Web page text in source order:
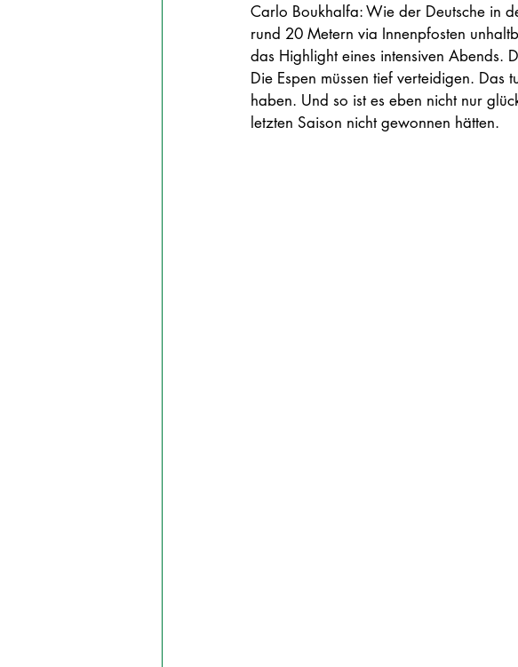
Carlo Boukhalfa: Wie der Deutsche in
rund 20 Metern via Innenpfosten
das Highlight eines intensiven Abends.
Die Espen müssen tief verteidigen. Das
haben. Und so ist es eben nicht nur
letzten Saison nicht gewonnen hätten.